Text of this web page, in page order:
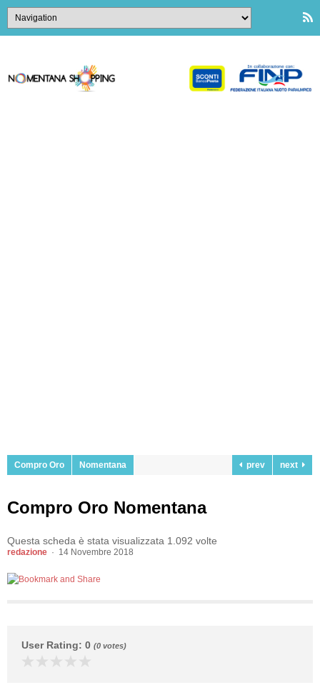
Compro Oro Nomentana prev next
Compro Oro Nomentana
Questa scheda è stata visualizzata 1.092 volte
redazione 14 Novembre 2018
User Rating: 0 (0 votes)